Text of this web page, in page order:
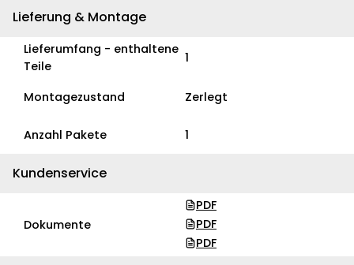
Lieferung & Montage
Lieferumfang - enthaltene
Teile
1
Montagezustand Zerlegt
Anzahl Pakete 1
Kundenservice
Dokumente
PDF
PDF
PDF